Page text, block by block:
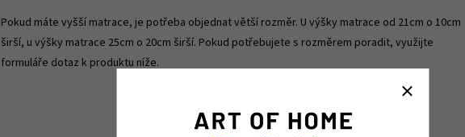
Pokud máte vyšší matrace, je potřeba objednat větší rozměr. U výšky matrace od 21cm o 10cm
širší, u výšky matrace 25cm o 20cm širší. Pokud potřebujete s rozměrem poradit, využijte
formuláře dotaz k produktu níže.